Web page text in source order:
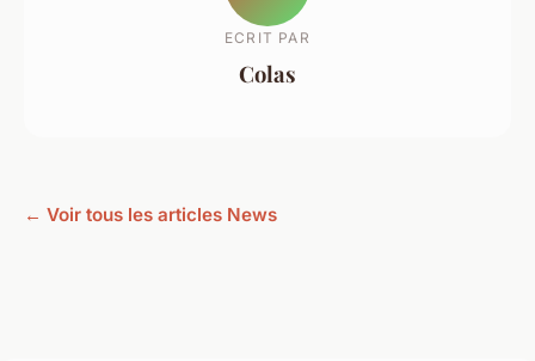
ECRIT PAR
Colas
← Voir tous les articles News